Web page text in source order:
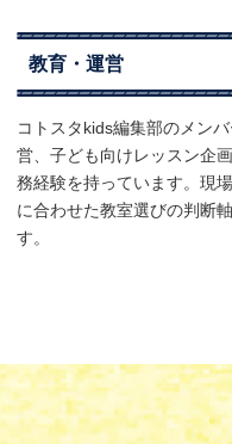
教育・運営
コトスタkids編集部のメン
営、子ども向けレッスン企
務経験を持っています。現
に合わせた教室選びの判断
す。